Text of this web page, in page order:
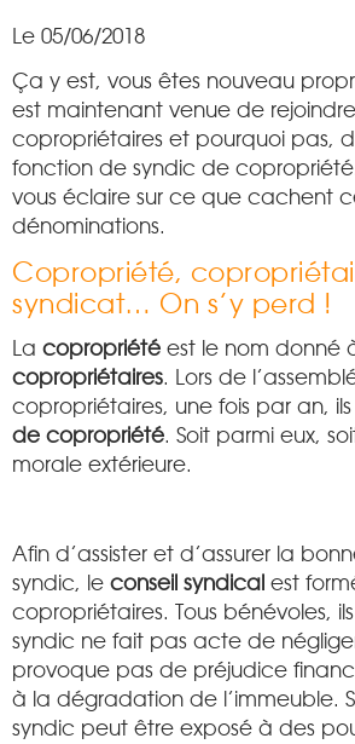
Le 05/06/2018
Ça y est, vous êtes nouveau
est maintenant venue de
copropriétaires et pourquoi pas,
fonction de syndic de
vous éclaire sur ce que cachent
dénominations.
Copropriété,
syndicat… On s’y perd !
La copropriété est le nom donné
copropriétaires. Lors de
copropriétaires, une fois par an, ils
de copropriété. Soit parmi eux,
morale extérieure.
Afin d’assister et d’assurer la
syndic, le conseil syndical est
copropriétaires. Tous bénévoles,
syndic ne fait pas acte de
provoque pas de préjudice
à la dégradation de l’immeuble.
syndic peut être exposé à des